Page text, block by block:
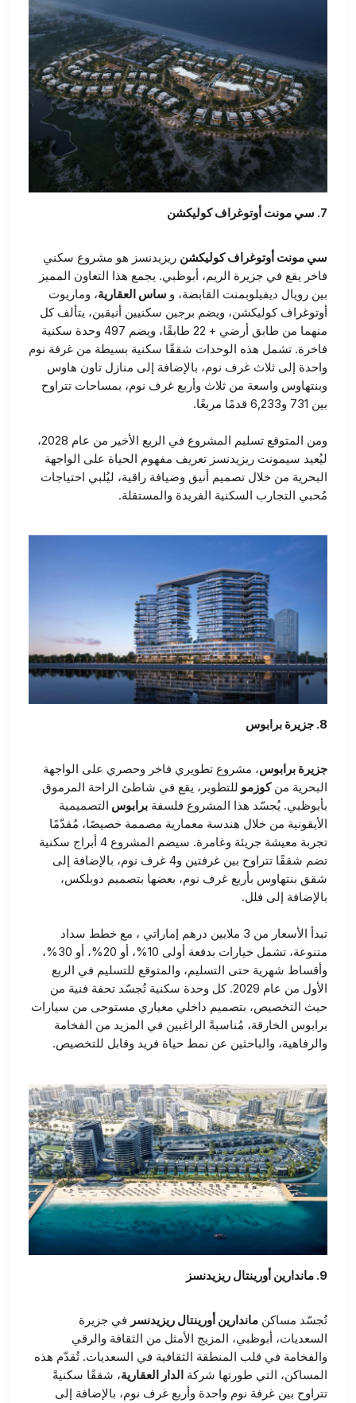
7. سي مونت أوتوغراف كوليكشن
سي مونت أوتوغراف كوليكشن ريزيدنسز هو مشروع سكني
فاخر يقع في جزيرة الريم، أبوظبي. يجمع هذا التعاون المميز
بين رويال ديفيلوبمنت القابضة، و ساس العقارية، وماريوت
أوتوغراف كوليكشن، ويضم برجين سكنيين أنيقين، يتألف كل
منهما من طابق أرضي + 22 طابقًا، ويضم 497 وحدة سكنية
فاخرة. تشمل هذه الوحدات شققًا سكنية بسيطة من غرفة نوم
واحدة إلى ثلاث غرف نوم، بالإضافة إلى منازل تاون هاوس
وبنتهاوس واسعة من ثلاث وأربع غرف نوم، بمساحات تتراوح
بين 731 و6,233 قدمًا مربعًا.
ومن المتوقع تسليم المشروع في الربع الأخير من عام 2028،
ليُعيد سيمونت ريزيدنسز تعريف مفهوم الحياة على الواجهة
البحرية من خلال تصميم أنيق وضيافة راقية، ليُلبي احتياجات
مُحبي التجارب السكنية الفريدة والمستقلة.
8. جزيرة برابوس
جزيرة برابوس، مشروع تطويري فاخر وحصري على الواجهة
البحرية منكوزمو للتطوير، يقع في شاطئ الراحة المرموق
بأبوظبي. يُجسّد هذا المشروع فلسفة برابوس التصميمية
الأيقونية من خلال هندسة معمارية مصممة خصيصًا، مُقدّمًا
تجربة معيشة جريئة وغامرة. سيضم المشروع 4 أبراج سكنية
تضم شققًا تتراوح بين غرفتين و4 غرف نوم، بالإضافة إلى
شقق بنتهاوس بأربع غرف نوم، بعضها بتصميم دوبلكس،
بالإضافة إلى فلل.
تبدأ الأسعار من 3 ملايين درهم إماراتي ، مع خطط سداد
متنوعة، تشمل خيارات بدفعة أولى 10%، أو 20%، أو 30%،
وأقساط شهرية حتى التسليم، والمتوقع للتسليم في الربع
الأول من عام 2029. كل وحدة سكنية تُجسّد تحفة فنية من
حيث التخصيص، بتصميم داخلي معياري مستوحى من سيارات
برابوس الخارقة، مُناسبةً الراغبين في المزيد من الفخامة
والرفاهية، والباحثين عن نمط حياة فريد وقابل للتخصيص.
9. ماندارين أورينتال ريزيدنسز
تُجسّد مساكن ماندارين أورينتال ريزيدنسر في جزيرة
السعديات، أبوظبي، المزيج الأمثل من الثقافة والرقي
والفخامة في قلب المنطقة الثقافية في السعديات. تُقدّم هذه
المساكن، التي طورتها شركة الدار العقارية، شققًا سكنيةً
تتراوح بين غرفة نوم واحدة وأربع غرف نوم، بالإضافة إلى